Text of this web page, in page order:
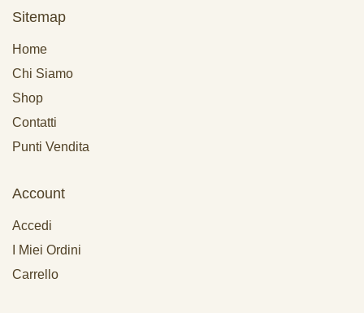
Sitemap
Home
Chi Siamo
Shop
Contatti
Punti Vendita
Account
Accedi
I Miei Ordini
Carrello